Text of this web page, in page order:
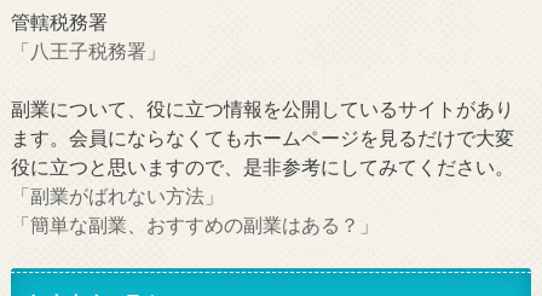
管轄税務署
「八王子税務署」
副業について、役に立つ情報を公開しているサイトがあり
ます。会員にならなくてもホームページを見るだけで大変
役に立つと思いますので、是非参考にしてみてください。
「副業がばれない方法」
「簡単な副業、おすすめの副業はある？」